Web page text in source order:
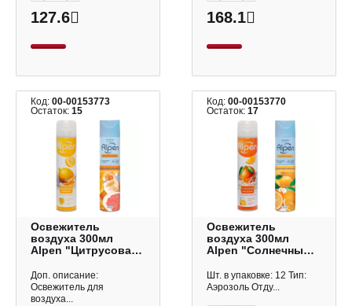
127.6 168.1
Код: 00-00153773
Остаток: 15
Освежитель
воздуха 300мл
Alpen "Цитрусовая
аэрозоль AAL05
Доп. описание:
Освежитель для
воздуха...
Код:00-00153770
Остаток:17
Освежитель
воздуха 300мл
Alpen "Солнечный
аэрозоль ALL11
Шт. в упаковке: 12 Тип:
Аэрозоль Отду...